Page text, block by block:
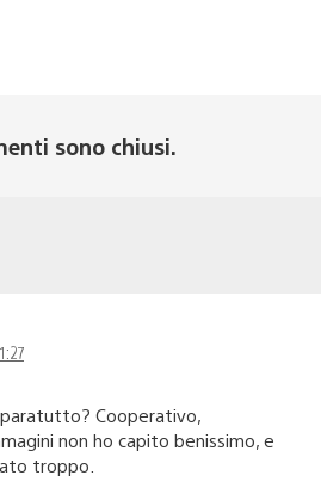
sono chiusi.
Cooperativo,
non ho capito benissimo, e
troppo.